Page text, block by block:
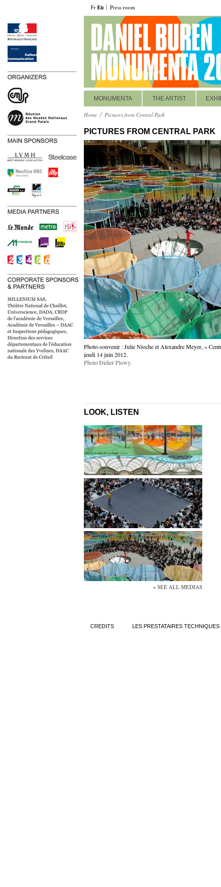
Fr En Press room
MONUMENTA THE ARTIST
Home Pictures from Central Park
PICTURES FROM CENTRAL PARK
Photo-souvenir : Julie Nioche et Alexandre Meyer, «
jeudi 14 juin 2012.
Photo Didier Plowy.
LOOK, LISTEN
+ SEE ALL MEDIAS
CREDITS LES PRESTATAIRES TECHNIQUES